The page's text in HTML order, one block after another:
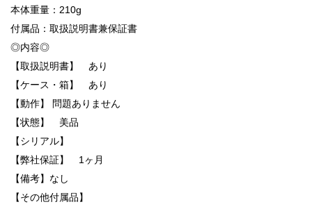
本体重量：210g
付属品：取扱説明書兼保証書
◎内容◎
【取扱説明書】 あり
【ケース・箱】 あり
【動作】 問題ありません
【状態】 美品
【シリアル】
【弊社保証】 1ヶ月
【備考】なし
【その他付属品】